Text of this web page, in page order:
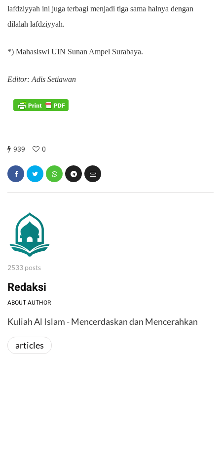
lafdziyyah ini juga terbagi menjadi tiga sama halnya dengan
dilalah lafdziyyah.
*) Mahasiswi UIN Sunan Ampel Surabaya.
Editor: Adis Setiawan
939 0
2533 posts
Redaksi
ABOUT AUTHOR
Kuliah Al Islam - Mencerdaskan dan Mencerahkan
articles